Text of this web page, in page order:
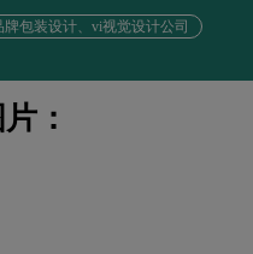
包装设计、vi视觉设计公司
：